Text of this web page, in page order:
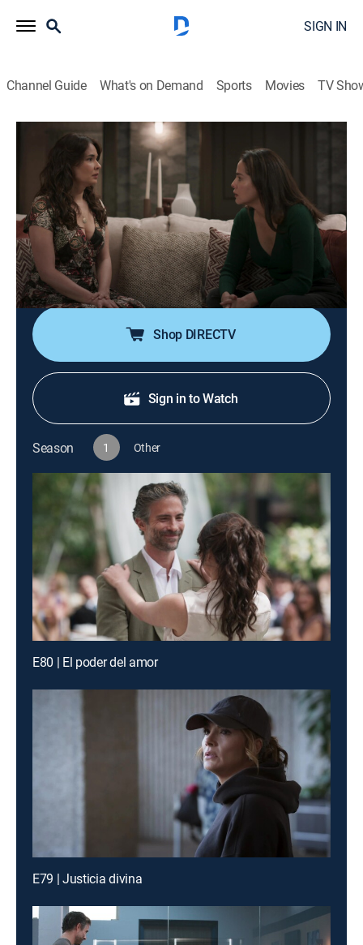
SIGN IN
Channel Guide What's on Demand Sports Movies TV
Hermanas, un amor compartido
S1 E62 | Toda su vida es una mentira
0h 40m|TV14 Drama, Romance, Soap UNI|Univision 2026
Mónica decide quedarse a vivir con Rebeca para
decirle la verdad a Aura. Delfino descubre que Julia no
está embarazada. Leonel se entera de que Patricio es
inocente. El director cita a Julia, quien confiesa haber
mentido por venganza.
Shop DIRECTV
Sign in to Watch
Season 1 Other
E80 | El poder del amor
E79 | Justicia divina